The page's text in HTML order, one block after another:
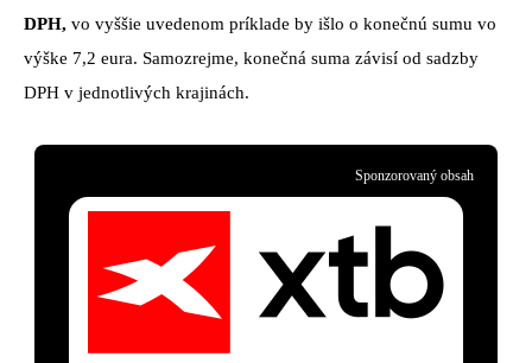
DPH, vo vyššie uvedenom príklade by išlo o konečnú sumu vo
výške 7,2 eura. Samozrejme, konečná suma závisí od sadzby
DPH v jednotlivých krajinách.
Sponzorovaný obsah